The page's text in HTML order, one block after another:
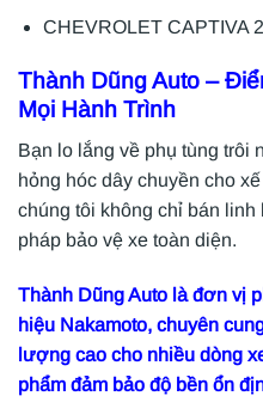
CHEVROLET CAPTIVA
Thành Dũng Auto –
Mọi Hành Trình
Bạn lo lắng về phụ tùng trôi
hỏng hóc dây chuyền cho
chúng tôi không chỉ bán
pháp bảo vệ xe toàn diện.
Thành Dũng Auto là đơn vị
hiệu Nakamoto, chuyên
lượng cao cho nhiều dòng
phẩm đảm bảo độ bền ổn